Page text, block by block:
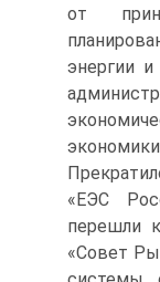
от
энергии
«ЕЭС
перешли
«Совет